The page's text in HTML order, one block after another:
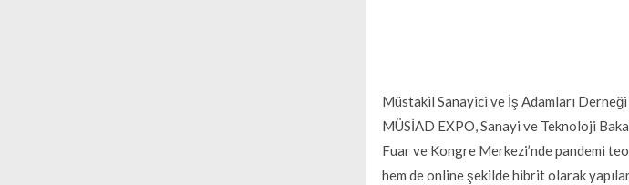
Müstakil Sanayici ve İş Adamları
MÜSİAD EXPO, Sanayi ve Teknoloji
Fuar ve Kongre Merkezi’nde pandemi
hem de online şekilde hibrit olarak